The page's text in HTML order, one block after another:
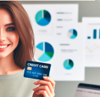
Фінанси IN UA